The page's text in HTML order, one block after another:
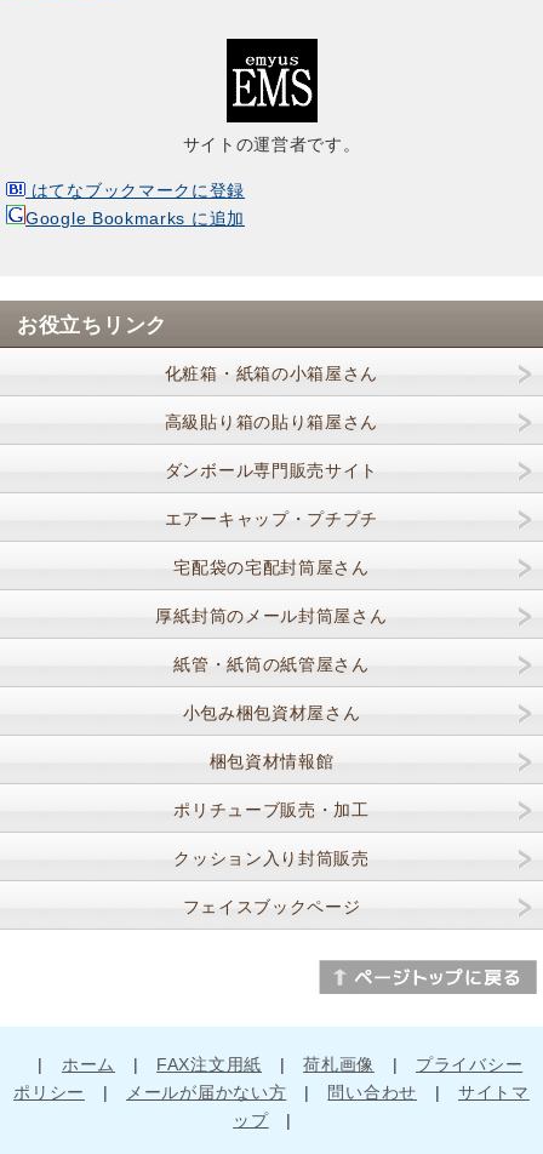
サイトの運営者です。
はてなブックマークに登録
Google Bookmarks に追加
お役立ちリンク
化粧箱・紙箱の小箱屋さん
高級貼り箱の貼り箱屋さん
ダンボール専門販売サイト
エアーキャップ・プチプチ
宅配袋の宅配封筒屋さん
厚紙封筒のメール封筒屋さん
紙管・紙筒の紙管屋さん
小包み梱包資材屋さん
梱包資材情報館
ポリチューブ販売・加工
クッション入り封筒販売
フェイスブックページ
| ホーム | FAX注文用紙 |荷札画像 | プライバシー
ポリシー
| メールが届かない方 | 問い合わせ |サイトマ
ップ|